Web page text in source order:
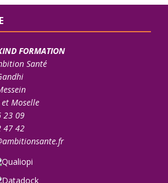
FORMATION
Santé
Moselle
23 09
47 42